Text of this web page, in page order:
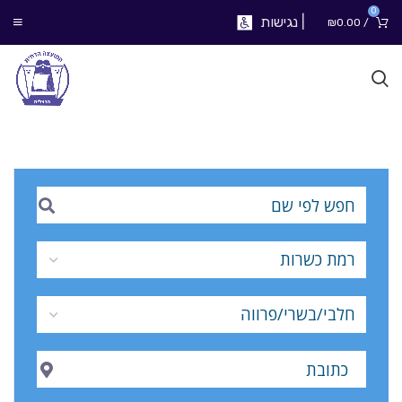
0
/
₪0.00 נגישות